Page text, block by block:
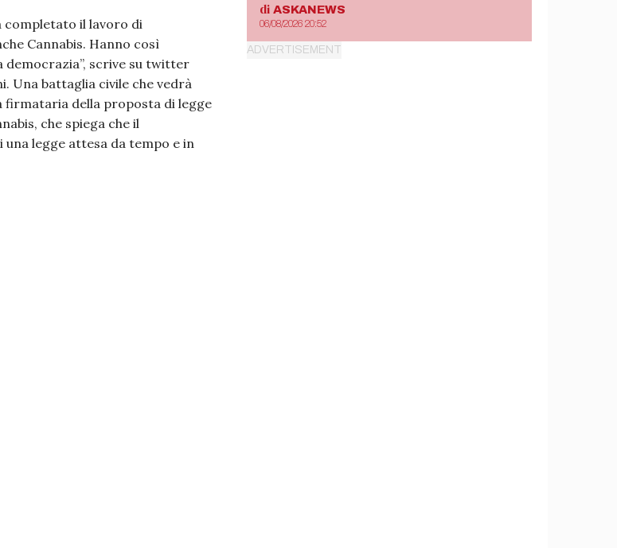
completato il lavoro di
Cannabis. Hanno così
scrive su twitter
Una battaglia civile che vedrà
firmataria della proposta di legge
che spiega che il
legge attesa da tempo e in
di ASKANEWS
06/08/2026 20:52